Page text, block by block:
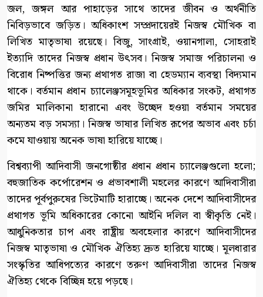
জল, জঙ্গল আর পাহাড়ের সাথে তাদের জীবন ও অর্থনীতি
নিবিড়ভাবে জড়িত। অধিকাংশ সম্প্রদায়েরই নিজস্ব মৌখিক বা
লিখিত মাতৃভাষা রয়েছে। বিজু, সাংগ্রাই, ওয়ানগালা, সোহরাই
ইত্যাদি তাদের নিজস্ব প্রধান উৎসব। নিজস্ব সমাজ পরিচালনা ও
বিরোধ নিষ্পত্তির জন্য প্রথাগত রাজা বা হেডম্যান ব্যবস্থা বিদ্যমান
থাকে। বর্তমান প্রধান চ্যালেঞ্জসমূহভূমির অধিকার সংকট, প্রথাগত
জমির মালিকানা হারানো এবং উচ্ছেদ হওয়া বর্তমান সময়ের
অন্যতম বড় সমস্যা। নিজস্ব ভাষার লিখিত রূপের অভাব এবং চর্চা
কমে যাওয়ায় অনেক ভাষা হারিয়ে যাচ্ছে।
বিশ্বব্যাপী আদিবাসী জনগোষ্ঠীর প্রধান প্রধান চ্যালেঞ্জগুলো হলো;
বহুজাতিক কর্পোরেশন ও প্রভাবশালী মহলের কারণে আদিবাসীরা
তাদের পূর্বপুরুষের ভিটেমাটি হারাচ্ছে। অনেক দেশে আদিবাসীদের
প্রথাগত ভূমি অধিকারের কোনো আইনি দলিল বা স্বীকৃতি নেই।
আধুনিকতার চাপ এবং রাষ্ট্রীয় অবহেলার কারণে আদিবাসীদের
নিজস্ব মাতৃভাষা ও মৌখিক ঐতিহ্য দ্রুত হারিয়ে যাচ্ছে। মূলধারার
সংস্কৃতির আধিপত্যের কারণে তরুণ আদিবাসীরা তাদের নিজস্ব
ঐতিহ্য থেকে বিচ্ছিন্ন হয়ে পড়ছে।